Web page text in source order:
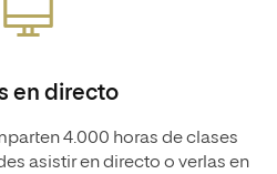
en directo
4.000 horas de clases
asistir en directo o verlas en